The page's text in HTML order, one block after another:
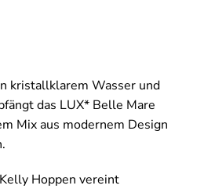
kristallklarem Wasser und
das LUX* Belle Mare
Mix aus modernem Design
Hoppen vereint